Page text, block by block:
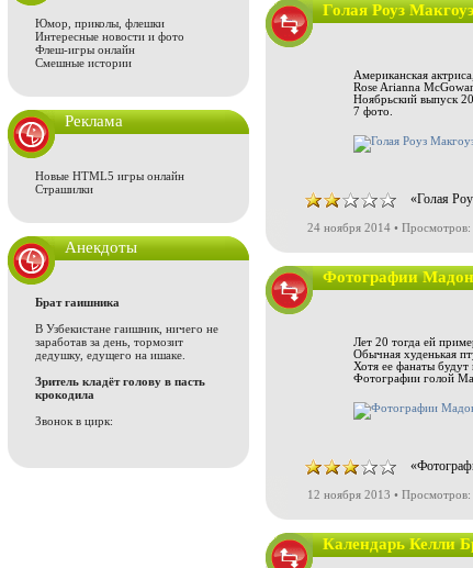
Юмор, приколы, флешки
Интересные новости и фото
Флеш-игры онлайн
Смешные истории
Реклама
Новые HTML5 игры онлайн
Страшилки
Анекдоты
Брат гаишника
В Узбекистане гаишник, ничего не
заработав за день, тормозит
дедушку, едущего на ишаке.
Зритель кладёт голову в пасть
крокодила
Звонок в цирк:
Голая Роуз
Американская
Rose Arianna
Ноябрьский выпуск
7 фото.
«Голая
24 ноября 2014 • Просмотров:
Фотографии
Лет 20 тогда ей
Обычная худенькая
Хотя ее фанаты будут
Фотографии голой
12 ноября 2013 •
Календарь Келли